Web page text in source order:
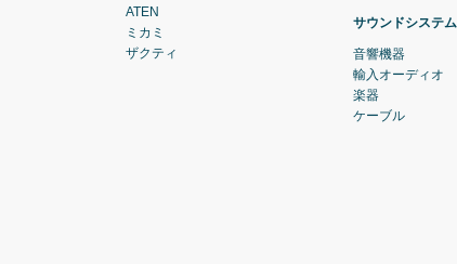
ATEN
ミカミ
ザクティ
サウンドシステム
音響機器
輸入オーディオ
楽器
ケーブル